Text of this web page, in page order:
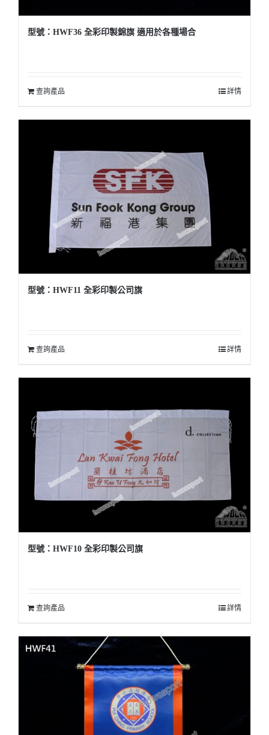
型號：HWF36 全彩印製錦旗 適用於各種場合
查詢產品 詳情
型號：HWF11 全彩印製公司旗
查詢產品 詳情
型號：HWF10 全彩印製公司旗
查詢產品 詳情